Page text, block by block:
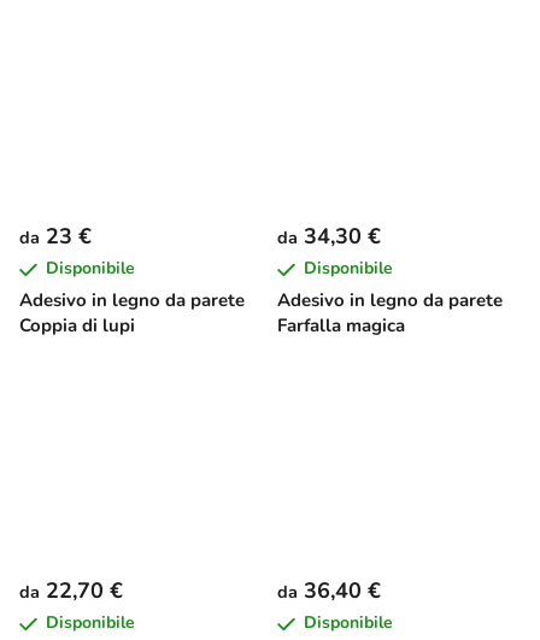
Adesivo in legno da parete
Coppia di lupi
da 23 €
Disponibile
Adesivo in legno da parete
Farfalla magica
da 34,30 €
Disponibile
da 22,70 €
Disponibile
da 36,40 €
Disponibile